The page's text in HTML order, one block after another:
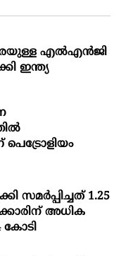
എൽഎൻജി
ഇന്ത്യ
പെട്രോളിയം
1.25
അധിക
കോടി